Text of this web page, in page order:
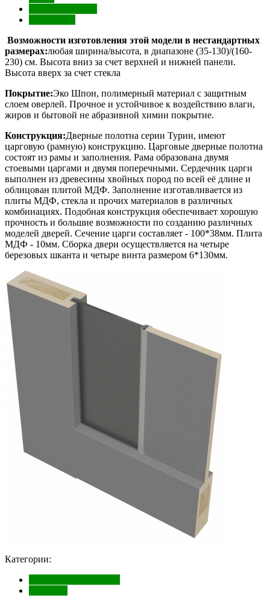
Возможности изготовления этой модели в нестандартных
размерах:любая ширина/высота, в диапазоне (35-130)/(160-
230) см. Высота вниз за счет верхней и нижней панели.
Высота вверх за счет стекла
Покрытие:Эко Шпон, полимерный материал с защитным
слоем оверлей. Прочное и устойчивое к воздействию влаги,
жиров и бытовой не абразивной химии покрытие.
Конструкция:Дверные полотна серии Турин, имеют
царговую (рамную) конструкцию. Царговые дверные полотна
состоят из рамы и заполнения. Рама образована двумя
стоевыми царгами и двумя поперечными. Сердечник царги
выполнен из древесины хвойных пород по всей её длине и
облицован плитой МДФ. Заполнение изготавливается из
плиты МДФ, стекла и прочих материалов в различных
комбинациях. Подобная конструкция обеспечивает хорошую
прочность и большие возможности по созданию различных
моделей дверей. Сечение царги составляет - 100*38мм. Плита
МДФ - 10мм. Сборка двери осуществляется на четыре
березовых шканта и четыре винта размером 6*130мм.
Категории: